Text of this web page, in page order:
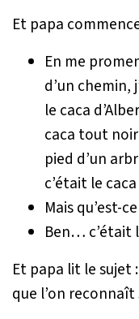
Et papa
En me
d’un chemin,
le caca
caca tout noir
pied d’un
c’était le
Mais qu’est-
Ben… c’était
Et papa lit le sujet
que l’on reconnaît